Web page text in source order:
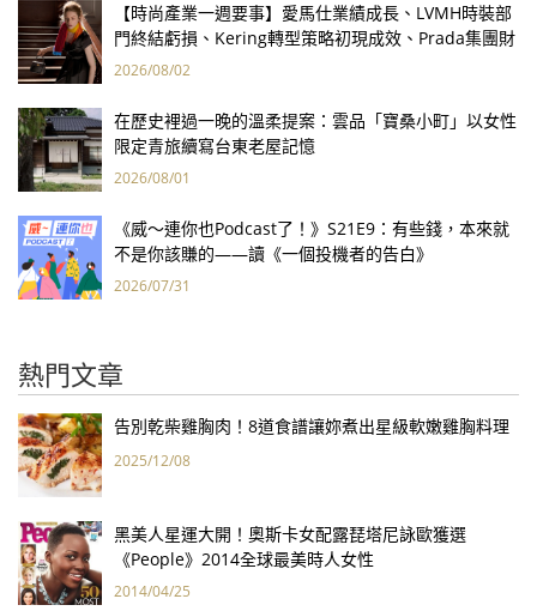
【時尚產業一週要事】愛馬仕業績成長、LVMH時裝部
門終結虧損、Kering轉型策略初現成效、Prada集團財
報亮眼
2026/08/02
在歷史裡過一晚的溫柔提案：雲品「寶桑小町」以女性
限定青旅續寫台東老屋記憶
2026/08/01
《威～連你也Podcast了！》S21E9：有些錢，本來就
不是你該賺的——讀《一個投機者的告白》
2026/07/31
熱門文章
告別乾柴雞胸肉！8道食譜讓妳煮出星級軟嫩雞胸料理
2025/12/08
黑美人星運大開！奧斯卡女配露琵塔尼詠歐獲選
《People》2014全球最美時人女性
2014/04/25